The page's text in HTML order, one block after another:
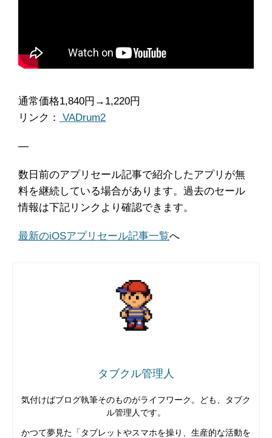
通常価格1,840円→1,220円
リンク：
VADrum2
―
数日前のアプリセール記事で紹介したアプリが無
料を継続している場合があります。過去のセール
情報は下記リンクより確認できます。
最新のiOSアプリセール記事一覧へ
タブクル管理人
気付けばブログ執筆そのものがライフワーク。ども、タブク
ル管理人です。
かつて夢見た「タブレットやスマホを操り、生産的な活動を